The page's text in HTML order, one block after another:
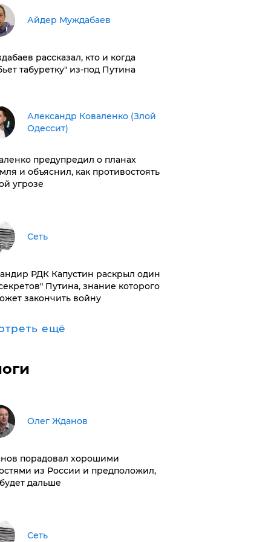
Айдер Муждабаев
рассказал, кто и когда
табуретку" из-под Путина
Александр Коваленко (Злой
Одессит)
предупредил о планах
и объяснил, как противостоять
угрозе
Сеть
РДК Капустин раскрыл один
Путина, знание которого
закончить войну
ещё
Олег Жданов
порадовал хорошими
из России и предположил,
дальше
Сеть